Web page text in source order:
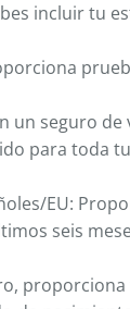
incluir tu
un seguro
para toda
EU:
seis
proporciona